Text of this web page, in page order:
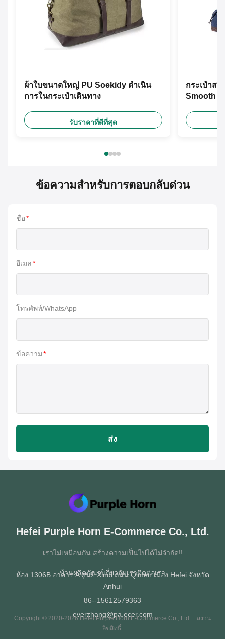
ผ้าใบขนาดใหญ่ PU Soekidy ดำเนิน
การในกระเป๋าเดินทาง
รับราคาที่ดีที่สุด
กระเป๋าส
Smooth
ข้อความสำหรับการตอบกลับด่วน
ชื่อ*
อีเมล*
โทรศัพท์/WhatsApp
ข้อความ*
ส่ง
Hefei Purple Horn E-Commerce Co., Ltd.
เราไม่เหมือนกัน สร้างความเป็นไปได้ไม่จํากัด!!
บ้านผลิตภัณฑ์เกี่ยวกับเราติดต่อเรา
ห้อง 1306B อาคาร A ศูนย์ Xindi ถนน Qimen เมือง Hefei จังหวัด
Anhui
86--15612579363
everzhang@pa.ecer.com
Copyright © 2020-2026 Hefei Purple Horn E-Commerce Co., Ltd.. . สงวน
ลิขสิทธิ์.